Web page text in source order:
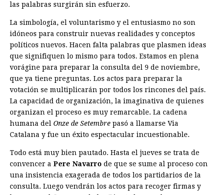
las palabras surgirán sin esfuerzo.
La simbología, el voluntarismo y el entusiasmo no son
idóneos para construir nuevas realidades y conceptos
políticos nuevos. Hacen falta palabras que plasmen ideas
que signifiquen lo mismo para todos. Estamos en plena
vorágine para preparar la consulta del 9 de noviembre,
que ya tiene preguntas. Los actos para preparar la
votación se multiplicarán por todos los rincones del país.
La capacidad de organización, la imaginativa de quienes
organizan el proceso es muy remarcable. La cadena
humana del Onze de Setembre pasó a llamarse Via
Catalana y fue un éxito espectacular incuestionable.
Todo está muy bien pautado. Hasta el jueves se trata de
convencer a Pere Navarro de que se sume al proceso con
una insistencia exagerada de todos los partidarios de la
consulta. Luego vendrán los actos para recoger firmas y